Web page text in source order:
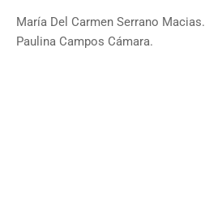
María Del Carmen Serrano Macias.
Paulina Campos Cámara.